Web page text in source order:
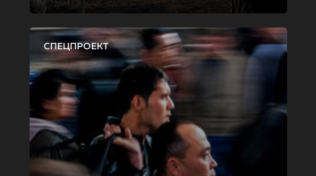
СПЕЦПРОЕКТ